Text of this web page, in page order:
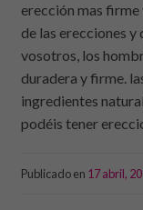
erección mas
de las erecciones
vosotros, los
duradera y firme.
ingredientes
podéis tener
Publicado en 17 abril,